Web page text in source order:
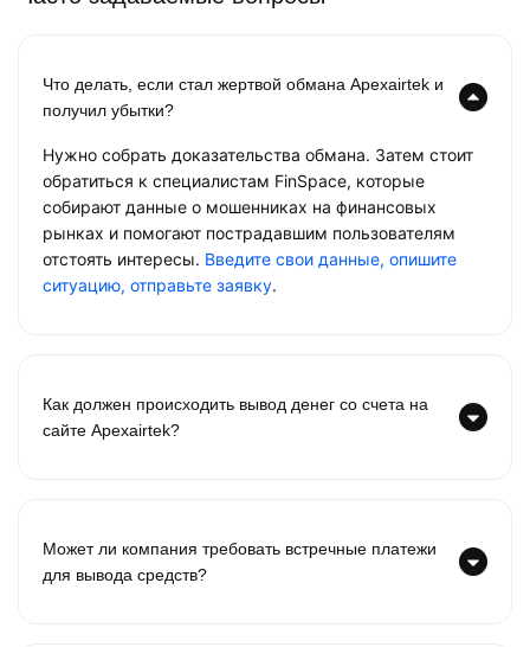
Что делать, если стал жертвой обмана Apexairtek и
получил убытки?
Нужно собрать доказательства обмана. Затем стоит
обратиться к специалистам FinSpace, которые
собирают данные о мошенниках на финансовых
рынках и помогают пострадавшим пользователям
отстоять интересы. Введите свои данные, опишите
ситуацию, отправьте заявку.
Как должен происходить вывод денег со счета на
сайте Apexairtek?
Может ли компания требовать встречные платежи
для вывода средств?